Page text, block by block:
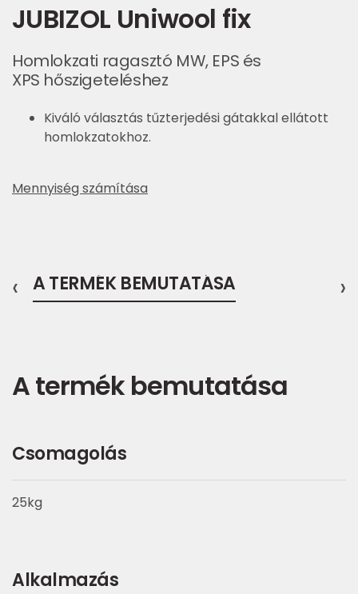
JUBIZOL Uniwool fix
Homlokzati ragasztó MW, EPS és
XPS hőszigeteléshez
Kiváló választás tűzterjedési gátakkal ellátott
homlokzatokhoz.
Mennyiség számítása
A TERMÉK BEMUTATÁSA
‹ ›
A termék bemutatása
Csomagolás
25kg
Alkalmazás